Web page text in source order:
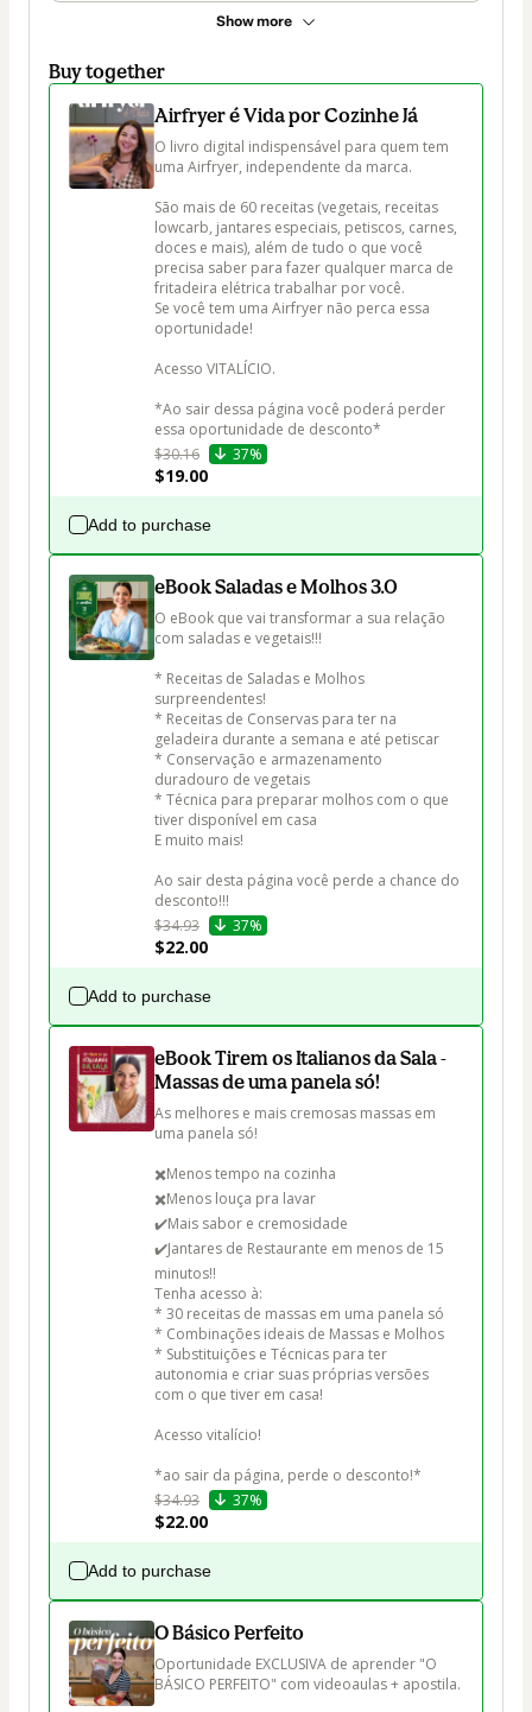
Show more
Buy together
Airfryer é Vida por Cozinhe Já
O livro digital indispensável para quem tem
uma Airfryer, independente da marca.
São mais de 60 receitas (vegetais, receitas
lowcarb, jantares especiais, petiscos, carnes,
doces e mais), além de tudo o que você
precisa saber para fazer qualquer marca de
fritadeira elétrica trabalhar por você.
Se você tem uma Airfryer não perca essa
oportunidade!
Acesso VITALÍCIO.
*Ao sair dessa página você poderá perder
essa oportunidade de desconto*
$30.16
37%
$19.00
Add to purchase
eBook Saladas e Molhos 3.0
O eBook que vai transformar a sua relação
com saladas e vegetais!!!
* Receitas de Saladas e Molhos
surpreendentes!
* Receitas de Conservas para ter na
geladeira durante a semana e até petiscar
* Conservação e armazenamento
duradouro de vegetais
* Técnica para preparar molhos com o que
tiver disponível em casa
E muito mais!
Ao sair desta página você perde a chance do
desconto!!!
$34.93
37%
$22.00
Add to purchase
eBook Tirem os Italianos da Sala -
Massas de uma panela só!
As melhores e mais cremosas massas em
uma panela só!
✖️Menos tempo na cozinha
✖️Menos louça pra lavar
✔️Mais sabor e cremosidade
✔️Jantares de Restaurante em menos de 15
minutos!!
Tenha acesso à:
* 30 receitas de massas em uma panela só
* Combinações ideais de Massas e Molhos
* Substituições e Técnicas para ter
autonomia e criar suas próprias versões
com o que tiver em casa!
Acesso vitalício!
*ao sair da página, perde o desconto!*
$34.93
37%
$22.00
Add to purchase
O Básico Perfeito
Oportunidade EXCLUSIVA de aprender "O
BÁSICO PERFEITO" com videoaulas + apostila.